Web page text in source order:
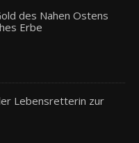
des Nahen Ostens
Erbe
Lebensretterin zur